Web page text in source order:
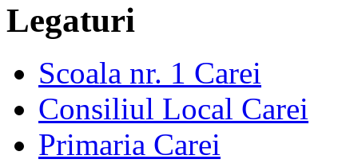
Legaturi
Scoala nr. 1 Carei
Consiliul Local Carei
Primaria Carei